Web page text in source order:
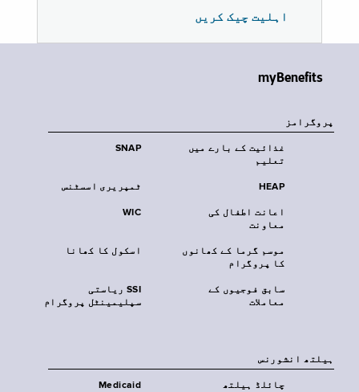
اہلیت چیک کریں
myBenefits
پروگرامز
SNAP
غذائیت کے بارے میں
تعلیم
ٹمپریری اسسٹنس HEAP
WIC
اعانت اطفال کی
معاونت
اسکول کا کھانا
موسم گرما کے کھانوں
کا پروگرام
SSI ریاستی
سپلیمینٹل پروگرام
سابق فوجیوں کے
معاملات
‏ہیلتھ انشورنس
Medicaid
چائلڈ ہیلتھ